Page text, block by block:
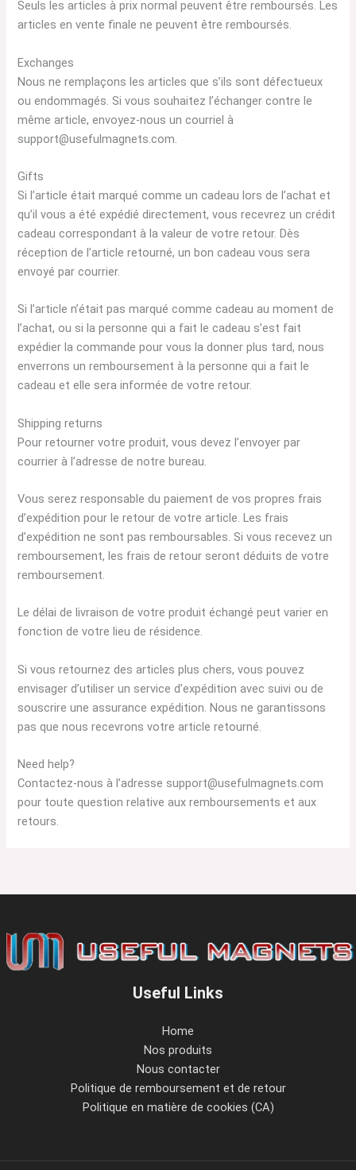
Seuls les articles à prix normal peuvent être remboursés. Les
articles en vente finale ne peuvent être remboursés.
Exchanges
Nous ne remplaçons les articles que s’ils sont défectueux
ou endommagés. Si vous souhaitez l’échanger contre le
même article, envoyez-nous un courriel à
support@usefulmagnets.com.
Gifts
Si l’article était marqué comme un cadeau lors de l’achat et
qu’il vous a été expédié directement, vous recevrez un crédit
cadeau correspondant à la valeur de votre retour. Dès
réception de l’article retourné, un bon cadeau vous sera
envoyé par courrier.
Si l’article n’était pas marqué comme cadeau au moment de
l’achat, ou si la personne qui a fait le cadeau s’est fait
expédier la commande pour vous la donner plus tard, nous
enverrons un remboursement à la personne qui a fait le
cadeau et elle sera informée de votre retour.
Shipping returns
Pour retourner votre produit, vous devez l’envoyer par
courrier à l’adresse de notre bureau.
Vous serez responsable du paiement de vos propres frais
d’expédition pour le retour de votre article. Les frais
d’expédition ne sont pas remboursables. Si vous recevez un
remboursement, les frais de retour seront déduits de votre
remboursement.
Le délai de livraison de votre produit échangé peut varier en
fonction de votre lieu de résidence.
Si vous retournez des articles plus chers, vous pouvez
envisager d’utiliser un service d’expédition avec suivi ou de
souscrire une assurance expédition. Nous ne garantissons
pas que nous recevrons votre article retourné.
Need help?
Contactez-nous à l’adresse support@usefulmagnets.com
pour toute question relative aux remboursements et aux
retours.
Useful Links
Home
Nos produits
Nous contacter
Politique de remboursement et de retour
Politique en matière de cookies (CA)